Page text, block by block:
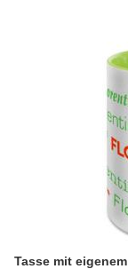
Tasse mit